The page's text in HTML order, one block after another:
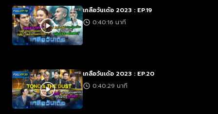
เกลือวันเด้อ 2023 : EP.19
0:40:16 นาที
เกลือวันเด้อ 2023 : EP.20
0:40:29 นาที